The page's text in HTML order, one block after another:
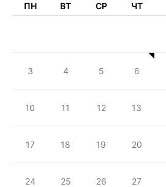
ПН ВТ СР ЧТ
3 4 5 6
10 11 12 13
17 18 19 20
24 25 26 27